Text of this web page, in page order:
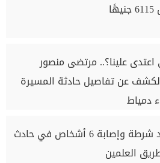
اعتدى علينا؟.. مرتضى منصور
عن تفاصيل حادثة المسيرة
دمياط
وفاة رائد شرطة وإصابة 6 أشخاص في حادث
العلمين